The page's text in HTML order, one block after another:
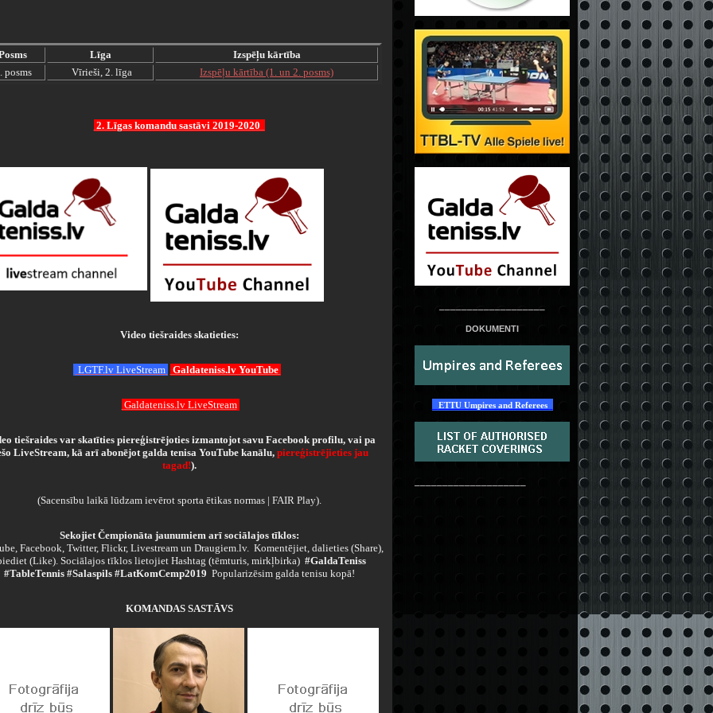
Līga
Izspēļu kārtība
posms
Vīrieši, 2. līga Izspēļu kārtība (1. un 2. posms)
2. Līgas komandu sastāvi 2019-2020
Video tiešraides skatieties:
LGTF.lv LiveStream Galdateniss.lv YouTube
Galdateniss.lv LiveStream
tiešraides var skatīties piereģistrējoties izmantojot savu Facebook profilu, vai pa
LiveStream, kā arī abonējot galda tenisa YouTube kanālu, piereģistrējieties jau
tagad!).
(Sacensību laikā lūdzam ievērot sporta ētikas normas | FAIR Play).
Sekojiet Čempionāta jaunumiem arī sociālajos tīklos:
Facebook, Twitter, Flickr, Livestream un Draugiem.lv. Komentējiet, dalieties (Share),
(Like). Sociālajos tīklos lietojiet Hashtag (tēmturis, mirkļbirka) #GaldaTeniss
#TableTennis #Salaspils #LatKomCemp2019 Popularizēsim galda tenisu kopā!
KOMANDAS SASTĀVS
DOKUMENTI
ETTU Umpires and Referees